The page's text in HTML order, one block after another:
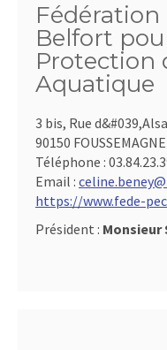
Belfort
Protection
Aquatique
3 bis, Rue
90150 FOUSSEMAGNE
Téléphone :
Email :
https://www.fede-
Président : Monsieur